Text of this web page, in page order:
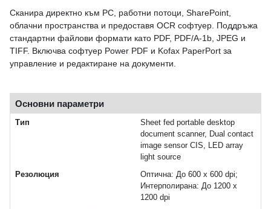
Сканира директно към PC, работни потоци, SharePoint,
облачни пространства и предоставя OCR софтуер. Поддръжа
стандартни файлови формати като PDF, PDF/A-1b, JPEG и
TIFF. Включва софтуер Power PDF и Kofax PaperPort за
управление и редактиране на документи.
Основни параметри
Тип
Sheet fed portable desktop
document scanner, Dual contact
image sensor CIS, LED array
light source
Резолюция
Оптична: До 600 x 600 dpi;
Интерполирана: До 1200 x
1200 dpi